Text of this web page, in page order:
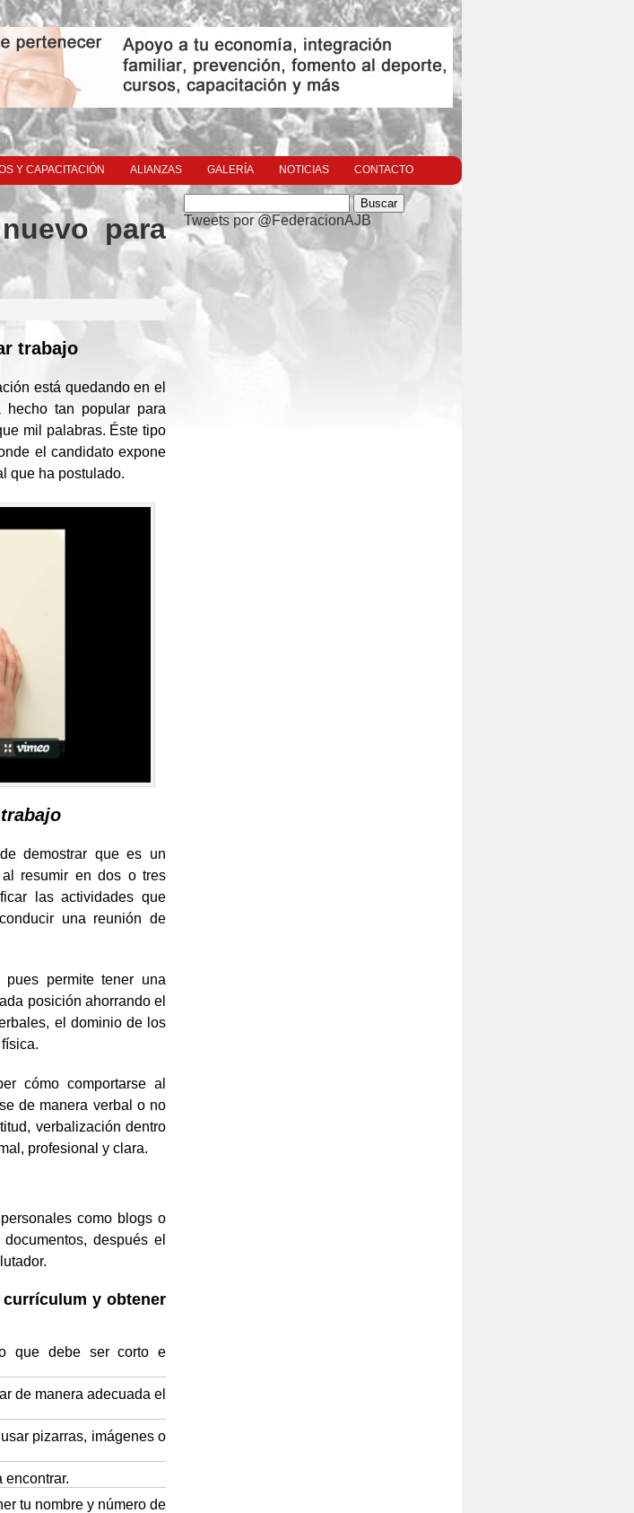
Y CAPACITACIÓN ALIANZAS GALERÍA NOTICIAS CONTACTO
para
trabajo
está quedando en el
hecho tan popular para
mil palabras. Éste tipo
el candidato expone
que ha postulado.
trabajo
demostrar que es un
resumir en dos o tres
las actividades que
una reunión de
permite tener una
posición ahorrando el
el dominio de los
cómo comportarse al
de manera verbal o no
verbalización dentro
profesional y clara.
como blogs o
después el
y obtener
que debe ser corto e
de manera adecuada el
pizarras, imágenes o
encontrar.
tu nombre y número de
Buscar:
Tweets por @FederacionAJB